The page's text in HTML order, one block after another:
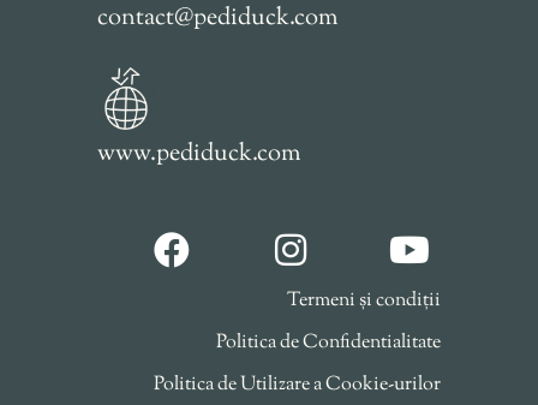
contact@pediduck.com
www.pediduck.com
Termeni și condiții
Politica de Confidentialitate
Politica de Utilizare a Cookie-urilor